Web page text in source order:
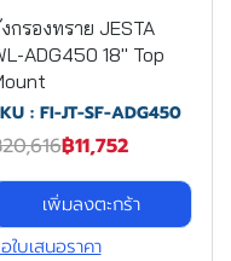
กรองทราย JESTA
ADG450 18" Top
: FI-JT-SF-ADG450
฿11,752
เพิ่มลงตะกร้า
ใบเสนอราคา